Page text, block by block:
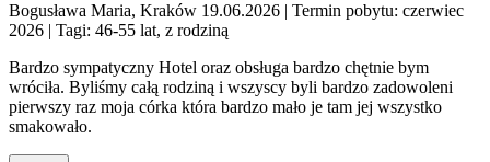
Bogusława Maria, Kraków 19.06.2026 | Termin pobytu: czerwiec
2026 | Tagi: 46-55 lat, z rodziną
Bardzo sympatyczny Hotel oraz obsługa bardzo chętnie bym
wróciła. Byliśmy całą rodziną i wszyscy byli bardzo zadowoleni
pierwszy raz moja córka która bardzo mało je tam jej wszystko
smakowało.